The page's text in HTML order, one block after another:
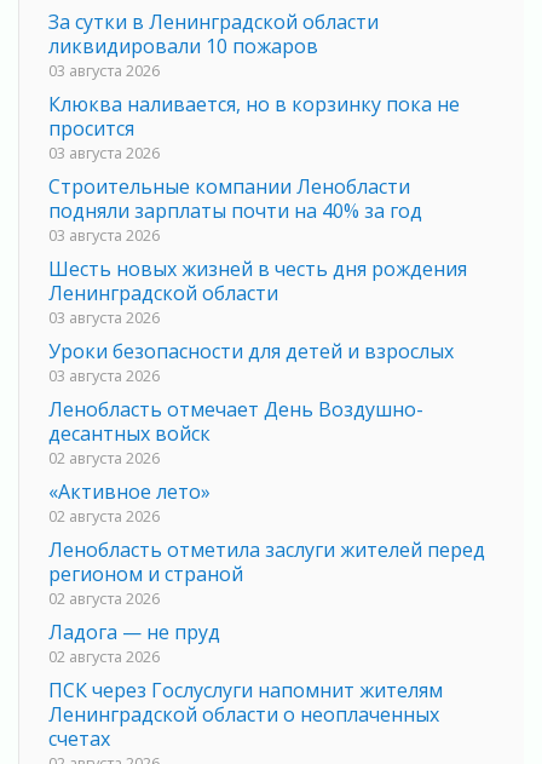
За сутки в Ленинградской области
ликвидировали 10 пожаров
03 августа 2026
Клюква наливается, но в корзинку пока не
просится
03 августа 2026
Строительные компании Ленобласти
подняли зарплаты почти на 40% за год
03 августа 2026
Шесть новых жизней в честь дня рождения
Ленинградской области
03 августа 2026
Уроки безопасности для детей и взрослых
03 августа 2026
Ленобласть отмечает День Воздушно-
десантных войск
02 августа 2026
«Активное лето»
02 августа 2026
Ленобласть отметила заслуги жителей перед
регионом и страной
02 августа 2026
Ладога — не пруд
02 августа 2026
ПСК через Гослуслуги напомнит жителям
Ленинградской области о неоплаченных
счетах